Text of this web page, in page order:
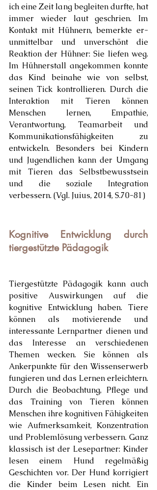
ich eine Zeit lang begleiten durfte, hat
immer wieder laut geschrien. Im
Kontakt mit Hühnern, bemerkte er-
unmittelbar und unverschönt die
Reaktion der Hühner: Sie liefen weg.
Im Hühnerstall angekommen konnte
das Kind beinahe wie von selbst,
seinen Tick kontrollieren. Durch die
Interaktion mit Tieren können
Menschen lernen, Empathie,
Verantwortung, Teamarbeit und
Kommunikationsfähigkeiten zu
entwickeln. Besonders bei Kindern
und Jugendlichen kann der Umgang
mit Tieren das Selbstbewusstsein
und die soziale Integration
verbessern. (Vgl. Juius, 2014, S.70-81)
Kognitive Entwicklung durch
tiergestützte Pädagogik
Tiergestützte Pädagogik kann auch
positive Auswirkungen auf die
kognitive Entwicklung haben. Tiere
können als motivierende und
interessante Lernpartner dienen und
das Interesse an verschiedenen
Themen wecken. Sie können als
Ankerpunkte für den Wissenserwerb
fungieren und das Lernen erleichtern.
Durch die Beobachtung, Pflege und
das Training von Tieren können
Menschen ihre kognitiven Fähigkeiten
wie Aufmerksamkeit, Konzentration
und Problemlösung verbessern. Ganz
klassisch ist der Lesepartner: Kinder
lesen einem Hund regelmäßig
Geschichten vor. Der Hund korrigiert
die Kinder beim Lesen nicht. Ein